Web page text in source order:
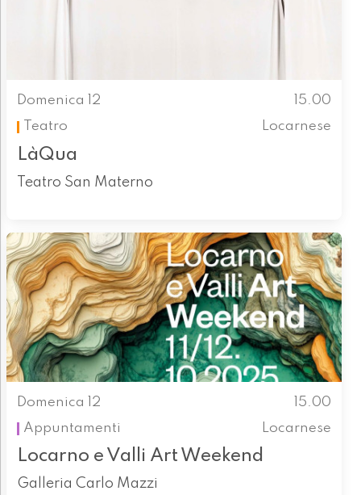
Domenica 12
15.00
Teatro
Locarnese
LàQua
Teatro San Materno
Domenica 12
15.00
Appuntamenti
Locarnese
Locarno e Valli Art Weekend
Galleria Carlo Mazzi